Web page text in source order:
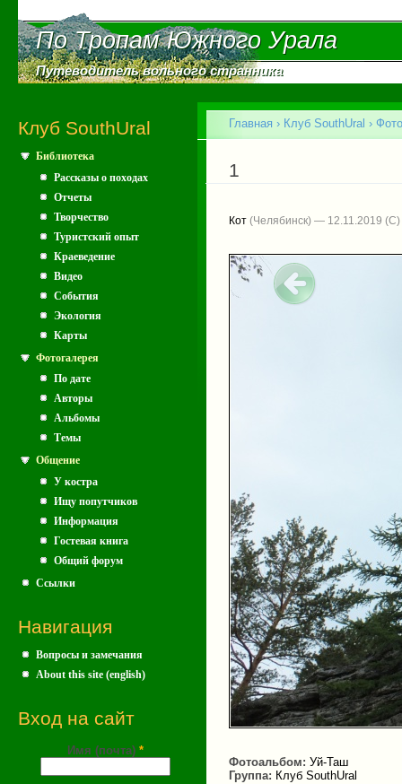
По Тропам Южного Урала
По Тропам Южного Урала
Путеводитель вольного странника
Путеводитель вольного странника
Клуб SouthUral
Библиотека
Рассказы о походах
Отчеты
Творчество
Туристский опыт
Краеведение
Видео
События
Экология
Карты
Фотогалерея
По дате
Авторы
Альбомы
Темы
Общение
У костра
Ищу попутчиков
Информация
Гостевая книга
Общий форум
Ссылки
Навигация
Вопросы и замечания
About this site (english)
Вход на сайт
Имя (почта) *
Вы здесь
Главная › Клуб SouthUral ›
1
Кот (Челябинск) — 12.11.2019
Фотоальбом: Уй-Таш
Группа: Клуб SouthUral